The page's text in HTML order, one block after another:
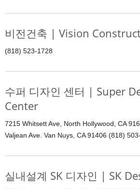
비전건축 | Vision
(818) 523-1728
수퍼 디자인 센터 | Super
Center
7215 Whitsett Ave, North Hollywood, CA
Valjean Ave. Van Nuys, CA 91406 (818)
실내설계 SK 디자인 | SK